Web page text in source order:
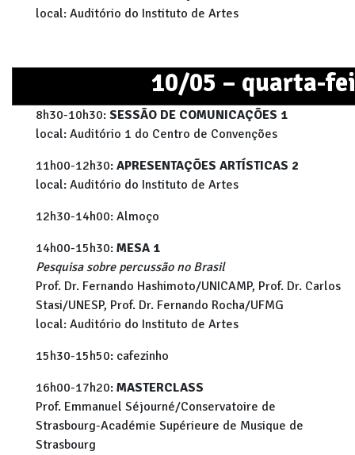
local: Auditório do Instituto de Artes
10/05 – quarta-
8h30-10h30: SESSÃO DE COMUNICAÇÕES 1
local: Auditório 1 do Centro de Convenções
11h00-12h30: APRESENTAÇÕES ARTÍSTICAS 2
local: Auditório do Instituto de Artes
12h30-14h00: Almoço
14h00-15h30: MESA 1
Pesquisa sobre percussão no Brasil
Prof. Dr. Fernando Hashimoto/UNICAMP, Prof. Dr. Carlos
Stasi/UNESP, Prof. Dr. Fernando Rocha/UFMG
local: Auditório do Instituto de Artes
15h30-15h50: cafezinho
16h00-17h20: MASTERCLASS
Prof. Emmanuel Séjourné/Conservatoire de
Strasbourg-Académie Supérieure de Musique de
Strasbourg